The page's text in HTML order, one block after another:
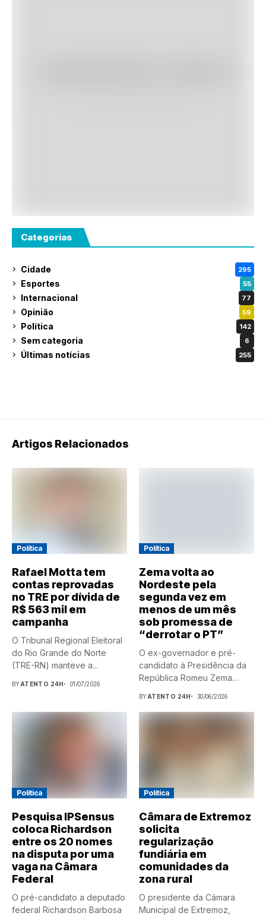
Categorias
Cidade 295
Esportes 55
Internacional 77
Opinião 59
Política 142
Sem categoria 6
Últimas notícias 255
Artigos Relacionados
Política
Rafael Motta tem
contas reprovadas
no TRE por dívida de
R$ 563 mil em
campanha
O Tribunal Regional Eleitoral
do Rio Grande do Norte
(TRE-RN) manteve a...
BYATENTO 24H 01/07/2026
Política
Zema volta ao
Nordeste pela
segunda vez em
menos de um mês
sob promessa de
“derrotar o PT”
O ex-governador e pré-
candidato à Presidência da
República Romeu Zema
BYATENTO 24H 30/06/2026
Política
Pesquisa IPSensus
coloca Richardson
entre os 20 nomes
na disputa por uma
vaga na Câmara
Federal
O pré-candidato a deputado
federal Richardson Barbosa
Política
Câmara de Extremoz
solicita
regularização
fundiária em
comunidades da
zona rural
O presidente da Câmara
Municipal de Extremoz,